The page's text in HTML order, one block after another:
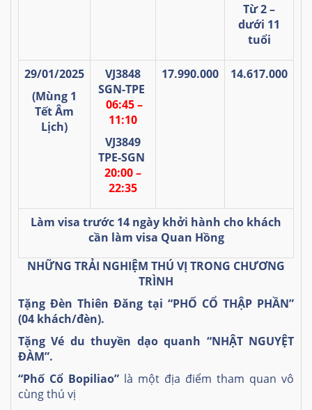
Từ 2 –
dưới 11
tuổi
29/01/2025
(Mùng 1
Tết Âm
Lịch)
VJ3848
SGN-TPE
06:45 –
11:10
VJ3849
TPE-SGN
20:00 –
22:35
17.990.000 14.617.000
Làm visa trước 14 ngày khởi hành cho khách
cần làm visa Quan Hồng
NHỮNG TRẢI NGHIỆM THÚ VỊ TRONG CHƯƠNG
TRÌNH
Tặng Đèn Thiên Đăng tại “PHỐ CỔ THẬP PHẦN”
(04 khách/đèn).
Tặng Vé du thuyền dạo quanh “NHẬT NGUYỆT
ĐÀM”.
“Phố Cổ Bopiliao” là một địa điểm tham quan vô
cùng thú vị